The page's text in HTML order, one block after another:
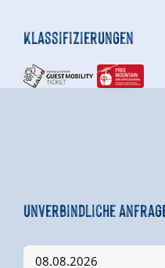
Klassifizierungen
Unverbindliche